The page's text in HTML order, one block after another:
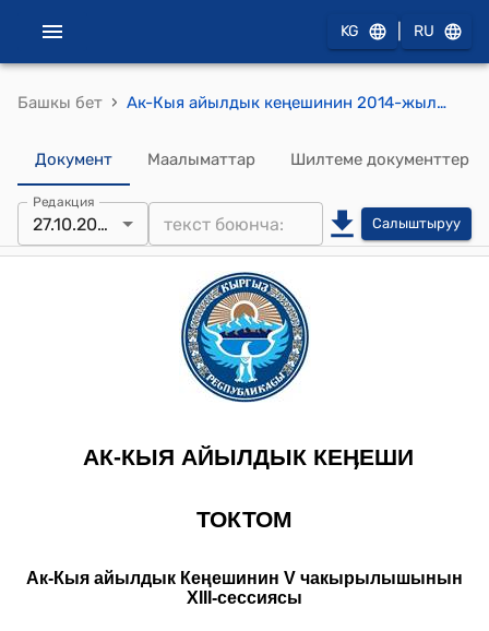
KG RU
Башкы бет › Ак-Кыя айылдык кеңешинин 2014-жылдын 27-октябрындагы № 16/2 "«Кочкор райондук Таза-Суу» муниципалдык ишканасын түзүү, уюштурууга макулдугун берүү жөнүндө" токтому
Документ Маалыматтар Шилтеме документтер
Редакция
27.10.2014 Салыштыруу